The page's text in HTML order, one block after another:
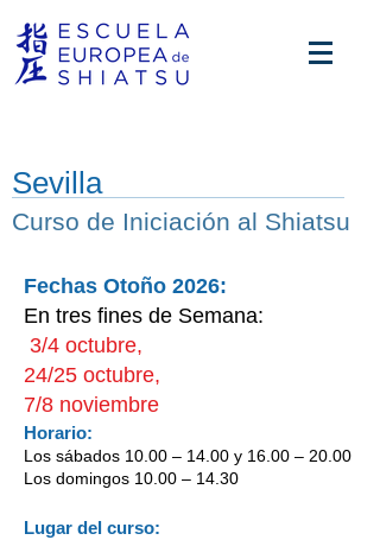
Sevilla
Curso de Iniciación al Shiatsu
Fechas Otoño 2026:
En tres fines de Semana:
3/4 octubre,
24/25 octubre,
7/8 noviembre
Horario:
Los sábados 10.00 – 14.00 y 16.00 – 20.00
Los domingos 10.00 – 14.30
Lugar del curso: